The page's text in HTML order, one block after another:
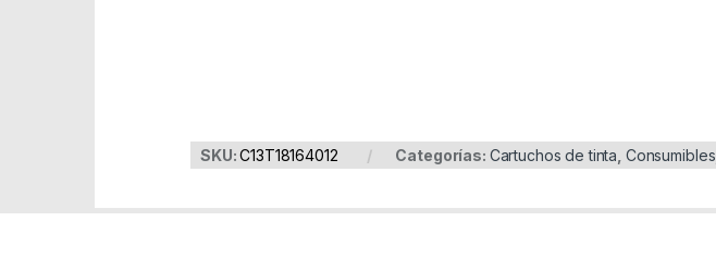
SKU:C13T18164012 Categorías: Cartuchos de tinta Consumibles